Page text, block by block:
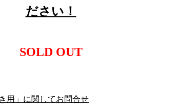
ださい！
SOLD OUT
用」に関してお問合せ